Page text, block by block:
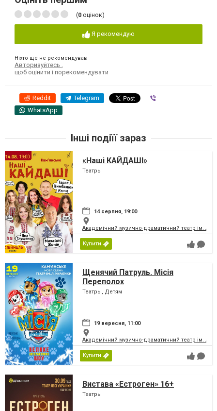
(0 оцінок)
Я рекомендую
Ніхто ще не рекомендував
Авторизуйтесь
щоб оцінити і порекомендувати
Reddit Telegram
WhatsApp
Інші подіїї зараз
«Наші КАЙДАШІ»
Театры
14 серпня, 19:00
Академічний музично-драматичний театр ім.
Купити
Щенячий Патруль. Місія
Переполох
Театры, Детям
19 вересня, 11:00
Академічний музично-драматичний театр ім.
Купити
Вистава «Естроген» 16+
Театры